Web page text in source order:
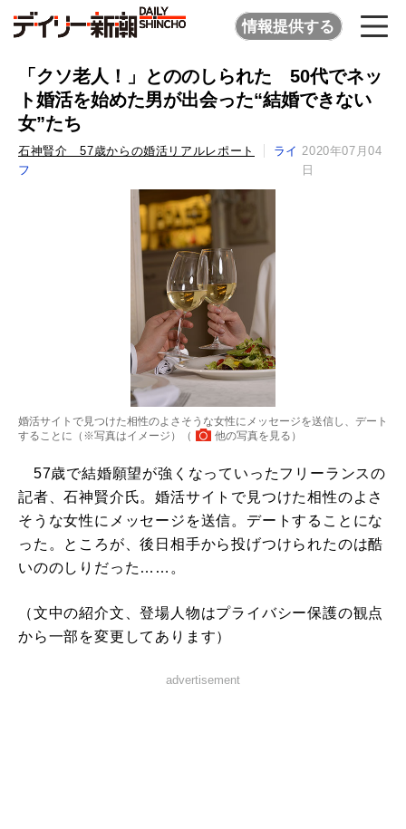
情報提供する
「クソ老人！」とののしられた 50代でネッ
ト婚活を始めた男が出会った“結婚できない
女”たち
石神賢介 57歳からの婚活リアルレポート
ライ
フ
2020年07月04
日
婚活サイトで見つけた相性のよさそうな女性にメッセージを送信し、デート
することに（※写真はイメージ）（
他の写真を見る ）
57歳で結婚願望が強くなっていったフリーランスの
記者、石神賢介氏。婚活サイトで見つけた相性のよさ
そうな女性にメッセージを送信。デートすることにな
った。ところが、後日相手から投げつけられたのは酷
いののしりだった……。
（文中の紹介文、登場人物はプライバシー保護の観点
から一部を変更してあります）
advertisement